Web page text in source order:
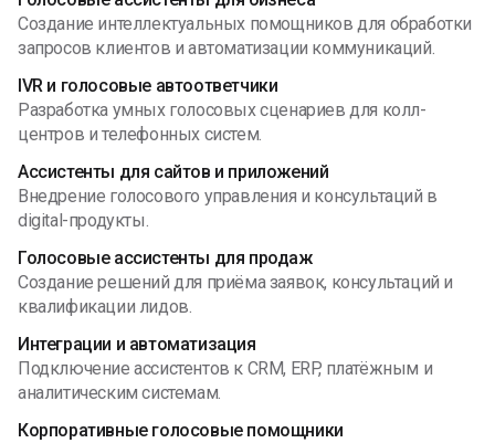
Создание интеллектуальных помощников для обработки
запросов клиентов и автоматизации коммуникаций.
IVR и голосовые автоответчики
Разработка умных голосовых сценариев для колл-
центров и телефонных систем.
Ассистенты для сайтов и приложений
Внедрение голосового управления и консультаций в
digital-продукты.
Голосовые ассистенты для продаж
Создание решений для приёма заявок, консультаций и
квалификации лидов.
Интеграции и автоматизация
Подключение ассистентов к CRM, ERP, платёжным и
аналитическим системам.
Корпоративные голосовые помощники